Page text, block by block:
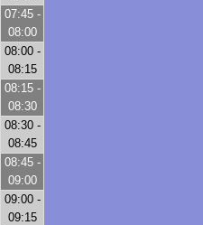
07:45 -
08:00
08:00 -
08:15
08:15 -
08:30
08:30 -
08:45
08:45 -
09:00
09:00 -
09:15